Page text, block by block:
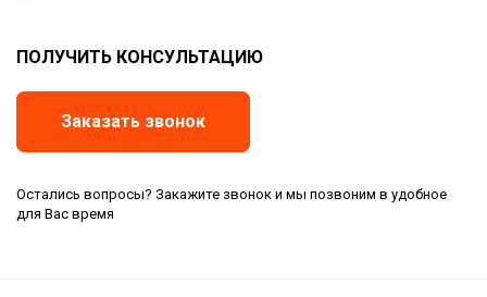
ПОЛУЧИТЬ КОНСУЛЬТАЦИЮ
Заказать звонок
Остались вопросы? Закажите звонок и мы позвоним в удобное
для Вас время